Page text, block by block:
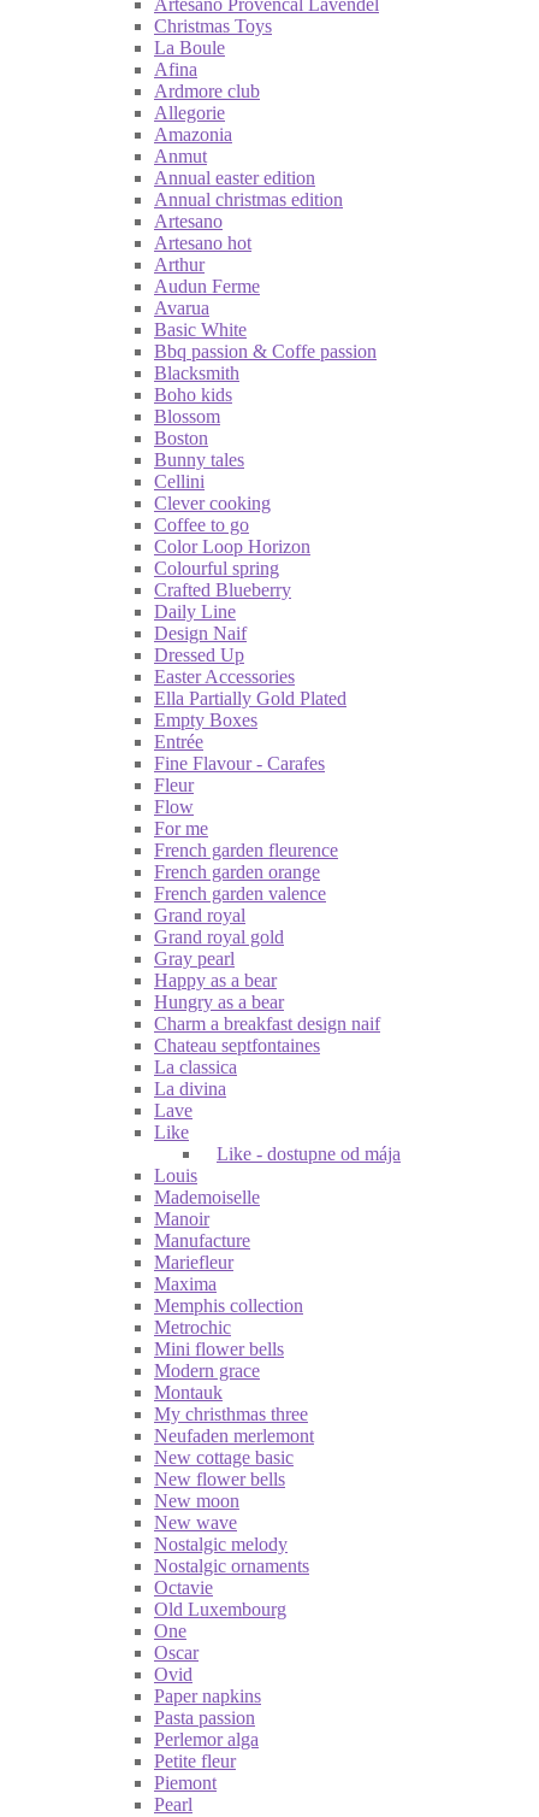
Christmas Toys
La Boule
Afina
Ardmore club
Allegorie
Amazonia
Anmut
Annual easter edition
Annual christmas edition
Artesano
Artesano hot
Arthur
Audun Ferme
Avarua
Basic White
Bbq passion & Coffe passion
Blacksmith
Boho kids
Blossom
Boston
Bunny tales
Cellini
Clever cooking
Coffee to go
Color Loop Horizon
Colourful spring
Crafted Blueberry
Daily Line
Design Naif
Dressed Up
Easter Accessories
Ella Partially Gold Plated
Empty Boxes
Entrée
Fine Flavour - Carafes
Fleur
Flow
For me
French garden fleurence
French garden orange
French garden valence
Grand royal
Grand royal gold
Gray pearl
Happy as a bear
Hungry as a bear
Charm a breakfast design naif
Chateau septfontaines
La classica
La divina
Lave
Like
Like - dostupne od mája
Louis
Mademoiselle
Manoir
Manufacture
Mariefleur
Maxima
Memphis collection
Metrochic
Mini flower bells
Modern grace
Montauk
My christhmas three
Neufaden merlemont
New cottage basic
New flower bells
New moon
New wave
Nostalgic melody
Nostalgic ornaments
Octavie
Old Luxembourg
One
Oscar
Ovid
Paper napkins
Pasta passion
Perlemor alga
Petite fleur
Piemont
Pearl